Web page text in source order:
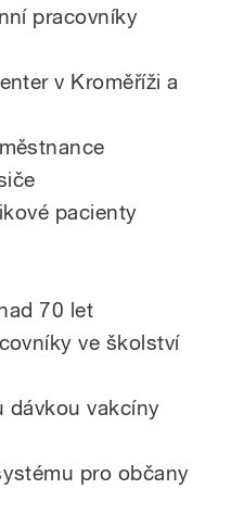
pracovníky
v Kroměříži a
pacienty
70 let
ve školství
dávkou vakcíny
pro občany